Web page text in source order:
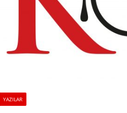
YAZILAR